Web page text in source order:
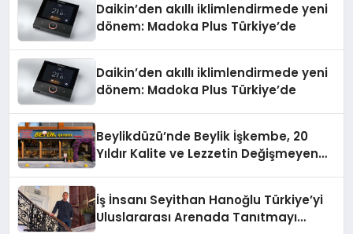
Daikin’den akıllı iklimlendirmede yeni
dönem: Madoka Plus Türkiye’de
Daikin’den akıllı iklimlendirmede yeni
dönem: Madoka Plus Türkiye’de
Beylikdüzü’nde Beylik İşkembe, 20
Yıldır Kalite ve Lezzetin Değişmeyen
İş İnsanı Seyithan Hanoğlu Türkiye’yi
Uluslararası Arenada Tanıtmayı